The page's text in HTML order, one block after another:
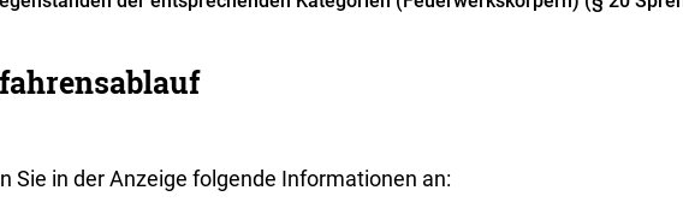
Sie in der Anzeige folgende Informationen an: